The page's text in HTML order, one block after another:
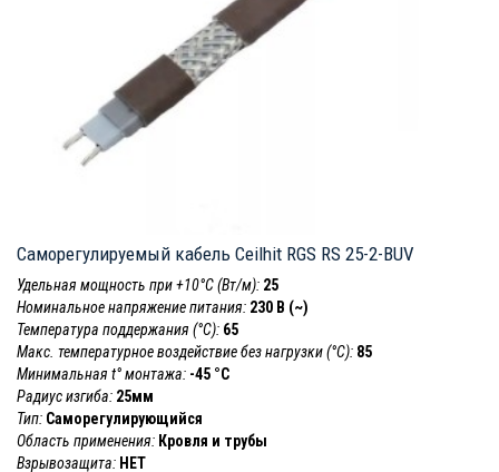
Саморегулируемый кабель Ceilhit RGS RS 25-2-BUV
Удельная мощность при +10°С (Вт/м): 25
Номинальное напряжение питания: 230 В (~)
Температура поддержания (°С): 65
Макс. температурное воздействие без нагрузки (°С): 85
Минимальная t° монтажа: -45 °С
Радиус изгиба: 25мм
Тип: Саморегулирующийся
Область применения: Кровля и трубы
Взрывозащита: НЕТ